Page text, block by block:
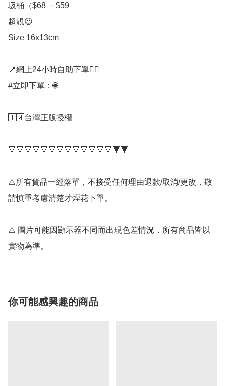
圾桶（$68 －$59
超靚😍
Size 16x13cm
📍網上24小時自助下單👍🏻
#立即下單：🌐
🇹🇼台灣正版授權
🔻🔻🔻🔻🔻🔻🔻🔻🔻🔻🔻🔻🔻🔻🔻
⚠️所有貨品一經落單，不接受任何理由退款/取消/更改，敬
請慎重考慮清楚才煙花下單。
⚠️ 圖片可能因顯示器不同而出現色差情況，所有商品皆以
實物為準。
你可能感興趣的商品